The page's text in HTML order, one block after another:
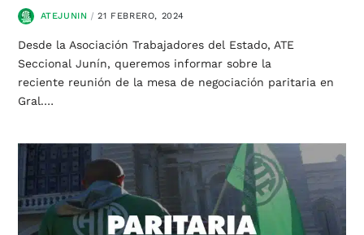
ATEJUNIN 21 FEBRERO, 2024
Desde la Asociación Trabajadores del Estado, ATE
Seccional Junín, queremos informar sobre la
reciente reunión de la mesa de negociación paritaria en
Gral.…